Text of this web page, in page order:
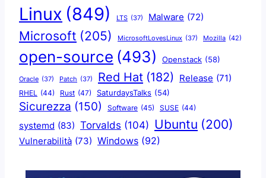
Linux (849) LTS (37) Malware (72)
Microsoft (205) MicrosoftLovesLinux (37) Mozilla (42)
open-source (493) Openstack (58)
Oracle (37) Patch (37) Red Hat (182) Release (71)
RHEL (44) Rust (47) SaturdaysTalks (54)
Sicurezza (150) Software (45) SUSE (44)
systemd (83) Torvalds (104) Ubuntu (200)
Vulnerabilità (73) Windows (92)